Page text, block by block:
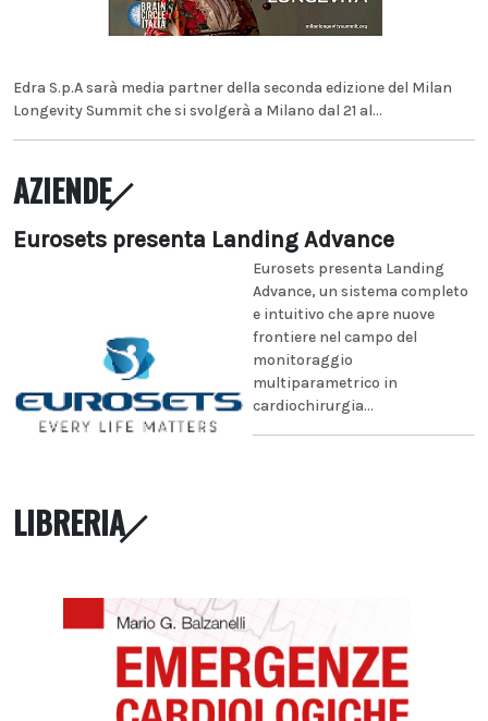
Edra S.p.A sarà media partner della seconda edizione del Milan
Longevity Summit che si svolgerà a Milano dal 21 al...
AZIENDE
Eurosets presenta Landing Advance
Eurosets presenta Landing
Advance, un sistema completo
e intuitivo che apre nuove
frontiere nel campo del
monitoraggio
multiparametrico in
cardiochirurgia...
LIBRERIA